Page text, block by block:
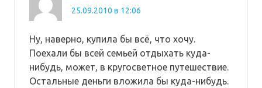
25.09.2010 в 12:06
Ну, наверно, купила бы всё, что хочу.
Поехали бы всей семьей отдыхать куда-
нибудь, может, в кругосветное путешествие.
Остальные деньги вложила бы куда-нибудь.